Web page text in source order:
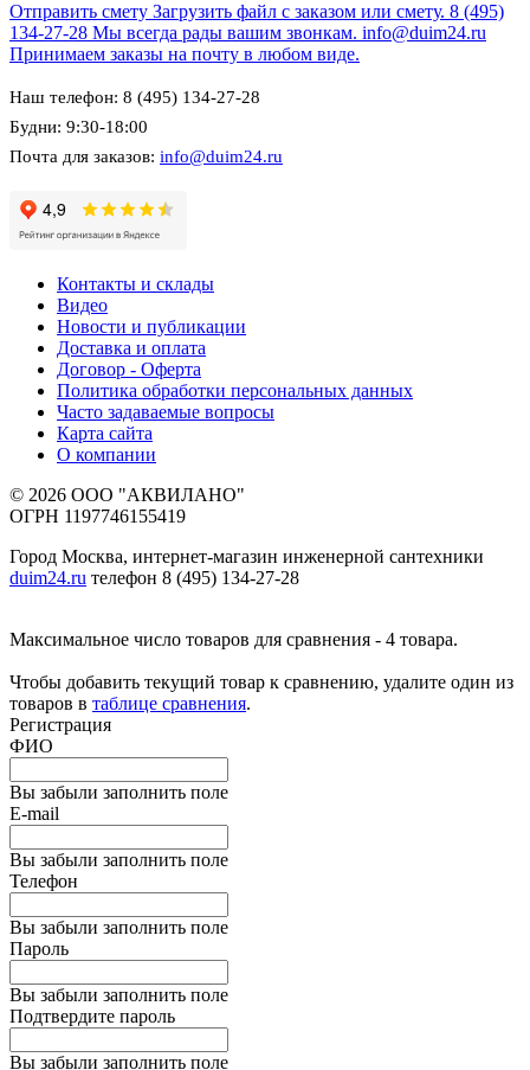
Отправить смету Загрузить файл с заказом или смету. 8 (495)
134-27-28 Мы всегда рады вашим звонкам. info@duim24.ru
Принимаем заказы на почту в любом виде.
Наш телефон: 8 (495) 134-27-28
Будни: 9:30-18:00
Почта для заказов: info@duim24.ru
Контакты и склады
Видео
Новости и публикации
Доставка и оплата
Договор - Оферта
Политика обработки персональных данных
Часто задаваемые вопросы
Карта сайта
О компании
© 2026 ООО "АКВИЛАНО"
ОГРН 1197746155419
Город Москва, интернет-магазин инженерной сантехники
duim24.ru телефон 8 (495) 134-27-28
Максимальное число товаров для сравнения - 4 товара.
Чтобы добавить текущий товар к сравнению, удалите один из
товаров в таблице сравнения.
Регистрация
ФИО
Вы забыли заполнить поле
E-mail
Вы забыли заполнить поле
Телефон
Вы забыли заполнить поле
Пароль
Вы забыли заполнить поле
Подтвердите пароль
Вы забыли заполнить поле